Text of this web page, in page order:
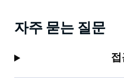
자주 묻는 질문
접